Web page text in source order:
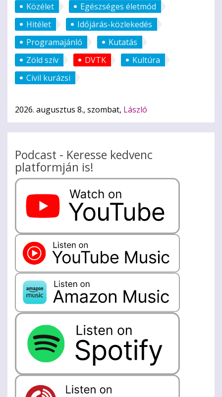
Közélet
Egészséges életmód
Hitélet
Időjárás-közlekedés
Programajánló
Kutatás
Zöld szív
DVTK
Kultúra
Civil kurázsi
2026. augusztus 8., szombat, László
Podcast - Keresse kedvenc
platformján is!